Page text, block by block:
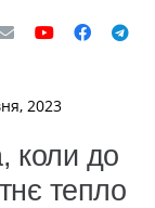
2023
коли до
тепло